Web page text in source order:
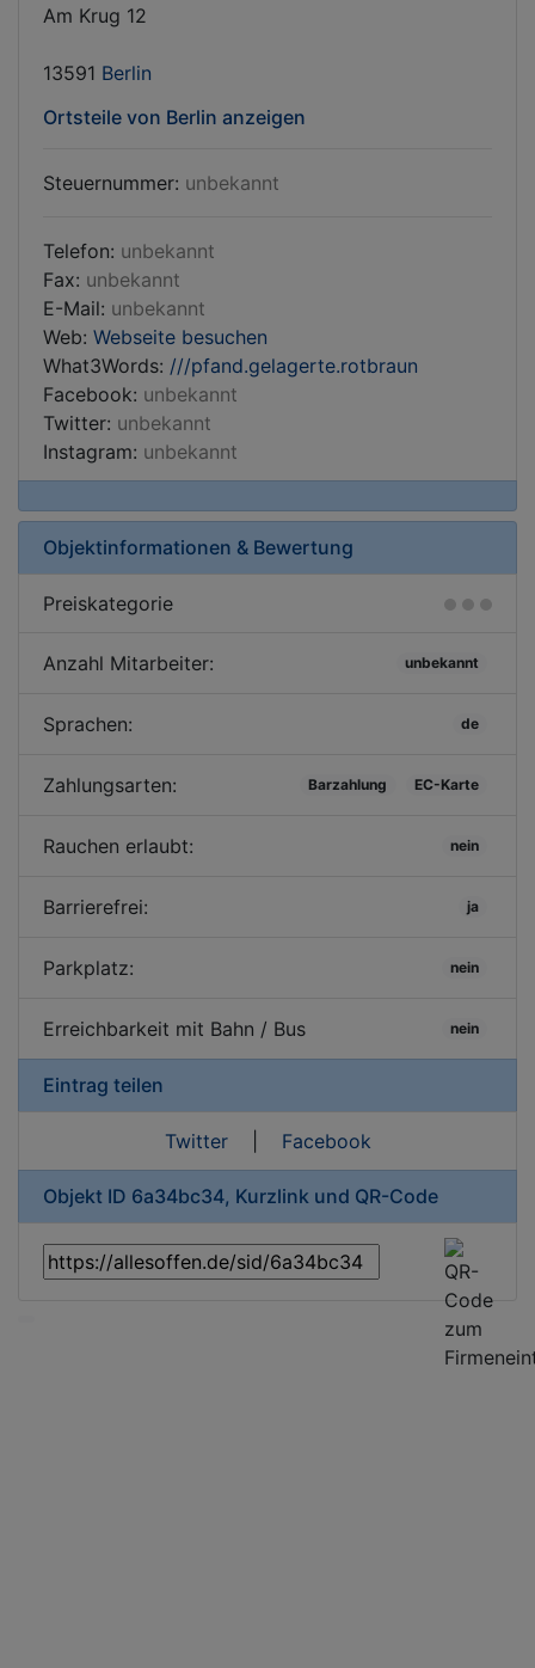
Am Krug 12
13591 Berlin
Ortsteile von Berlin anzeigen
Steuernummer: unbekannt
Telefon: unbekannt
Fax: unbekannt
E-Mail: unbekannt
Web: Webseite besuchen
What3Words: ///pfand.gelagerte.rotbraun
Facebook: unbekannt
Twitter: unbekannt
Instagram: unbekannt
Objektinformationen & Bewertung
Preiskategorie
Anzahl Mitarbeiter: unbekannt
Sprachen: de
Zahlungsarten: Barzahlung EC-Karte
Rauchen erlaubt: nein
Barrierefrei: ja
Parkplatz: nein
Erreichbarkeit mit Bahn / Bus nein
Eintrag teilen
Twitter| Facebook
Objekt ID 6a34bc34, Kurzlink und QR-Code